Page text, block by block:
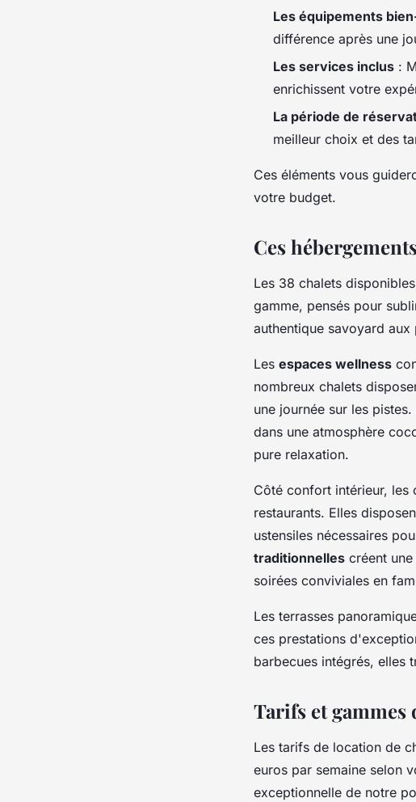
Les équipements
différence après une
Les services inclus :
enrichissent votre
La période de
meilleur choix et des
Ces éléments vous
votre budget.
Ces
Les 38 chalets
gamme, pensés pour
authentique savoyard
Les espaces wellness
nombreux chalets
une journée sur les
dans une atmosphère
pure relaxation.
Côté confort intérieur, les
restaurants. Elles
ustensiles nécessaires
traditionnelles créent
soirées conviviales en
Les terrasses
ces prestations
barbecues intégrés, elles
Tarifs et gammes
Les tarifs de location de
euros par semaine selon
exceptionnelle de notre